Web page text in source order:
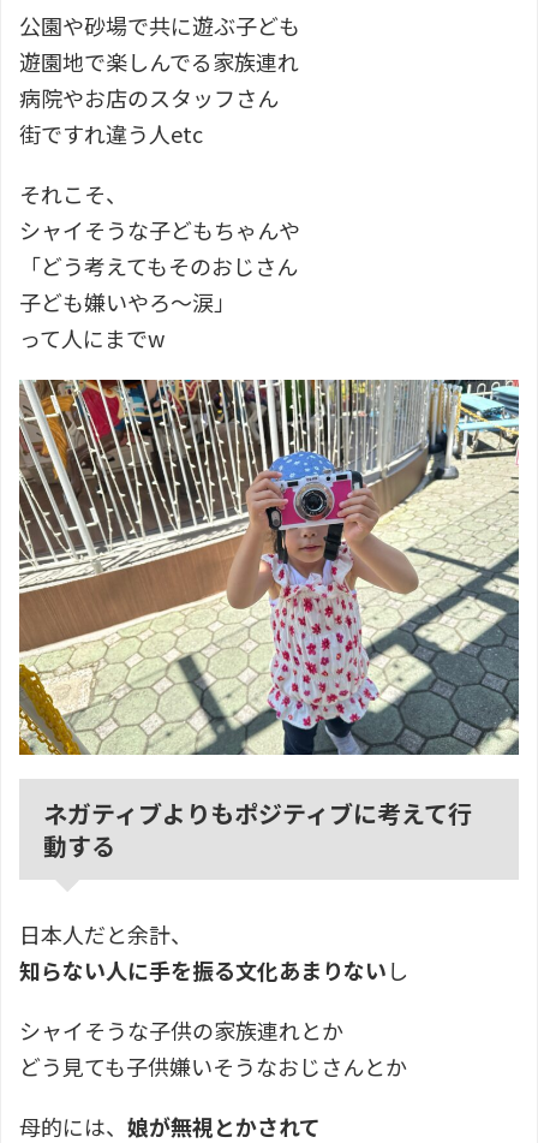
公園や砂場で共に遊ぶ子ども
遊園地で楽しんでる家族連れ
病院やお店のスタッフさん
街ですれ違う人etc
それこそ、
シャイそうな子どもちゃんや
「どう考えてもそのおじさん
子ども嫌いやろ〜涙」
って人にまでw
ネガティブよりもポジティブに考えて行
動する
日本人だと余計、
知らない人に手を振る文化あまりないし
シャイそうな子供の家族連れとか
どう見ても子供嫌いそうなおじさんとか
母的には、 娘が無視とかされて